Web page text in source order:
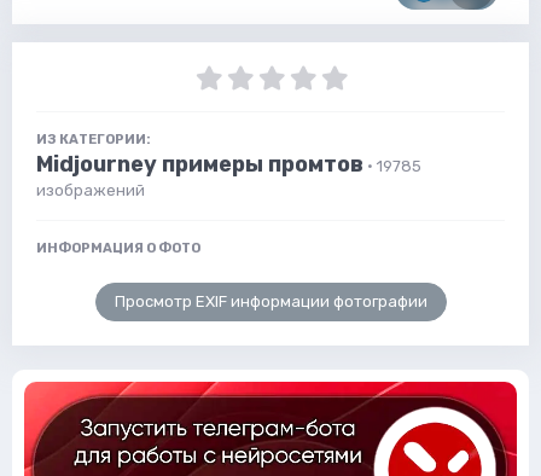
ИЗ КАТЕГОРИИ:
Midjourney примеры промтов · 19785
изображений
ИНФОРМАЦИЯ О ФОТО
Просмотр EXIF информации фотографии